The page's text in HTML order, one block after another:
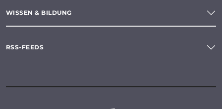
WISSEN & BILDUNG
RSS-FEEDS